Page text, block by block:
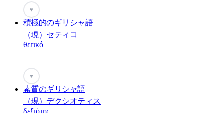
♥
積極的のギリシャ語
（現）セティコ
θετικό
♥
素質のギリシャ語
（現）デクシオティス
δεξιότης